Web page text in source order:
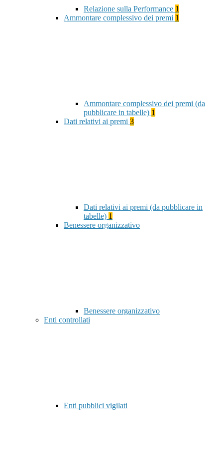
Relazione sulla Performance 1
Ammontare complessivo dei premi 1
Ammontare complessivo dei premi (da
pubblicare in tabelle) 1
Dati relativi ai premi 3
Dati relativi ai premi (da pubblicare in
tabelle) 1
Benessere organizzativo
Benessere organizzativo
Enti controllati
Enti pubblici vigilati